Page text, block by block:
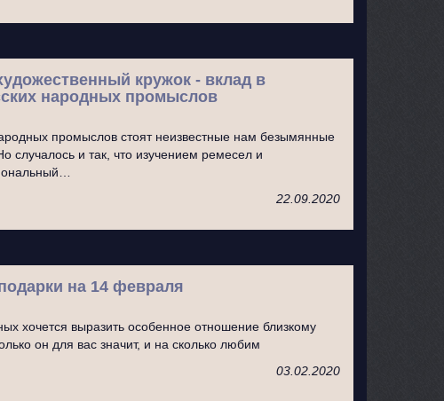
кружок - вклад в
народных промыслов
промыслов стоят неизвестные нам безымянные
случалось и так, что изучением ремесел и
22.09.2020
на 14 февраля
хочется выразить особенное отношение близкому
он для вас значит, и на сколько любим
03.02.2020